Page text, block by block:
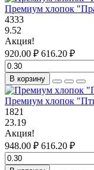
Премиум хлопок
4333
9.52
Акция!
920.00 ₽ 616.20 ₽
В корзину
Премиум хлопок
1821
23.19
Акция!
948.00 ₽ 616.20 ₽